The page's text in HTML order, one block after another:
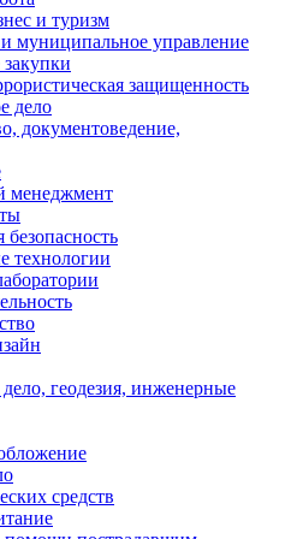
и туризм
и муниципальное управление
защищенность
дело
документоведение,
менеджмент
технологии
геодезия, инженерные
средств